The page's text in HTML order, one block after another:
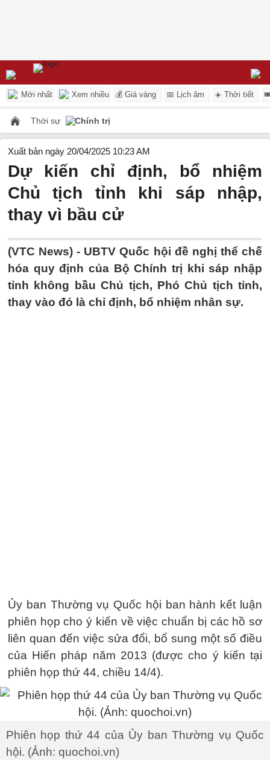
Mới nhất Xem nhiều 💰 Giá vàng 📅 Lịch âm ☀️ Thời tiết
Thời sự Chính trị
Xuất bản ngày 20/04/2025 10:23 AM
Dự kiến chỉ định, bổ nhiệm
Chủ tịch tỉnh khi sáp nhập,
thay vì bầu cử
(VTC News) - UBTV Quốc hội đề nghị thể chế
hóa quy định của Bộ Chính trị khi sáp nhập
tỉnh không bầu Chủ tịch, Phó Chủ tịch tỉnh,
thay vào đó là chỉ định, bổ nhiệm nhân sự.
Ủy ban Thường vụ Quốc hội ban hành kết luận
phiên họp cho ý kiến về việc chuẩn bị các hồ sơ
liên quan đến việc sửa đổi, bổ sung một số điều
của Hiến pháp năm 2013 (được cho ý kiến tại
phiên họp thứ 44, chiều 14/4).
Phiên họp thứ 44 của Ủy ban Thường vụ Quốc
hội. (Ảnh: quochoi.vn)